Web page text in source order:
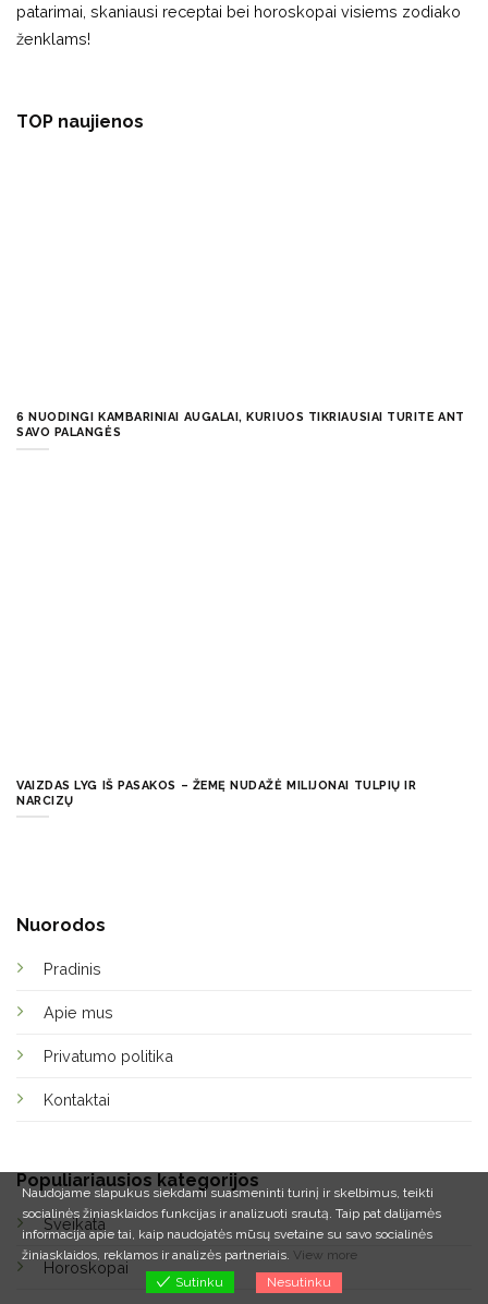
patarimai, skaniausi receptai bei horoskopai visiems zodiako
ženklams!
Nuorodos
Pradinis
Apie mus
Privatumo politika
Kontaktai
Populiariausios kategorijos
Sveikata
Horoskopai
TOP naujienos
6 NUODINGI KAMBARINIAI AUGALAI, KURIUOS TIKRIAUSIAI TURITE ANT
SAVO PALANGĖS
VAIZDAS LYG IŠ PASAKOS – ŽEMĘ NUDAŽĖ MILIJONAI TULPIŲ IR
NARCIZŲ
Naudojame slapukus siekdami suasmeninti turinį ir skelbimus, teikti
socialinės žiniasklaidos funkcijas ir analizuoti srautą. Taip pat dalijamės
informacija apie tai, kaip naudojatės mūsų svetaine su savo socialinės
žiniasklaidos, reklamos ir analizės partneriais. View more
Sutinku
Nesutinku